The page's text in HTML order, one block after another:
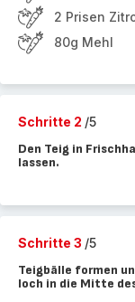
2 Prisen
80g Mehl
Schritte 2 /5
Den Teig in
lassen.
Schritte 3 /5
Teigbälle formen
loch in die Mitte